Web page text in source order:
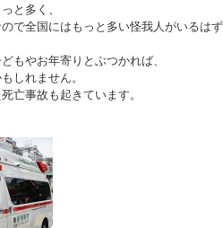
と多く、
で全国にはもっと多い怪我人がいるは
もやお年寄りとぶつかれば、
しれません。
亡事故も起きています。